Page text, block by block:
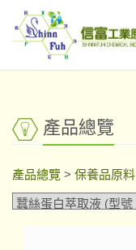
產品總覽
產品總覽 > 保養品原料